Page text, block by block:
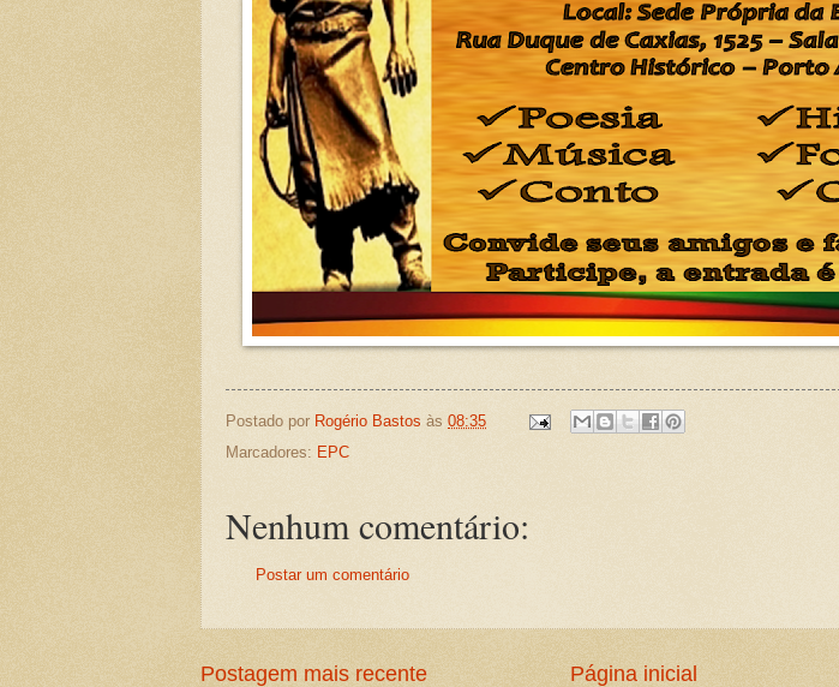
Postado por Rogério Bastos às 08:35
Marcadores: EPC
Nenhum comentário:
Postar um comentário
Postagem mais recente Página inicial